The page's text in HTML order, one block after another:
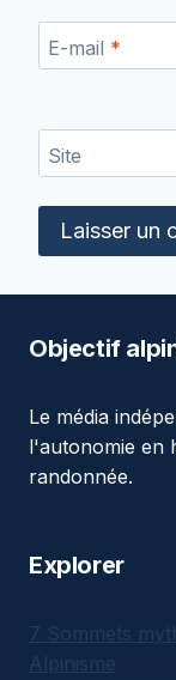
E-mail *
Site
Objectif
Le média
l'autonomie en
randonnée.
Explorer
7 Sommets
Alpinisme